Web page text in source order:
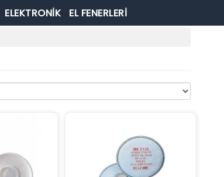
ELEKTRONİK EL FENERLERİ